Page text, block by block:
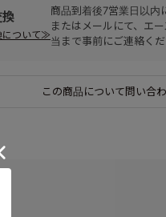
この商品について問い合
について≫
商品到着後7営業日以内
またはメールにて、エ
当まで事前にご連絡くだ